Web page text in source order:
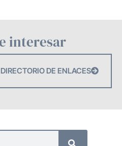
interesar
DIRECTORIO DE ENLACES